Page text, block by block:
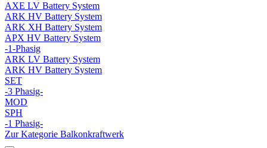
AXE LV Battery System
ARK HV Battery System
ARK XH Battery System
APX HV Battery System
-1-Phasig
ARK LV Battery System
ARK HV Battery System
SET
-3 Phasig-
MOD
SPH
-1 Phasig-
Zur Kategorie Balkonkraftwerk